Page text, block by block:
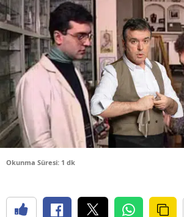
Okunma Süresi: 1 dk